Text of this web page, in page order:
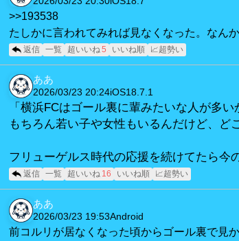
>>193538
たしかに言われてみれば見なくなった。なん
返信 一覧 超いいね 5 いいね順 📈超勢い
ああ
2026/03/23 20:24iOS18.7.1
「横浜FCはゴール裏に輩みたいな人が多
もちろん若い子や女性もいるんだけど、ど
フリューゲルス時代の応援を続けてたら今
返信 一覧 超いいね 16 いいね順 📈超勢い
ああ
2026/03/23 19:53Android
前コルリが居なくなった頃からゴール裏で見